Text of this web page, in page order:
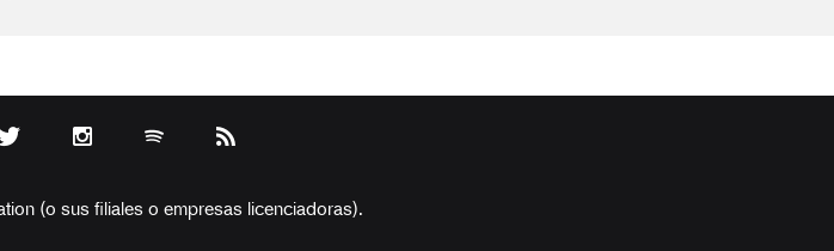
(o sus filiales o empresas licenciadoras).